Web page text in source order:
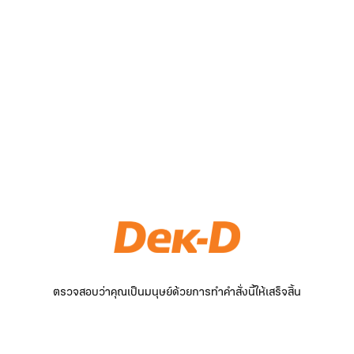
ตรวจสอบว่าคุณเป็นมนุษย์ด้วยการทำคำสั่งนี้ให้เสร็จสิ้น